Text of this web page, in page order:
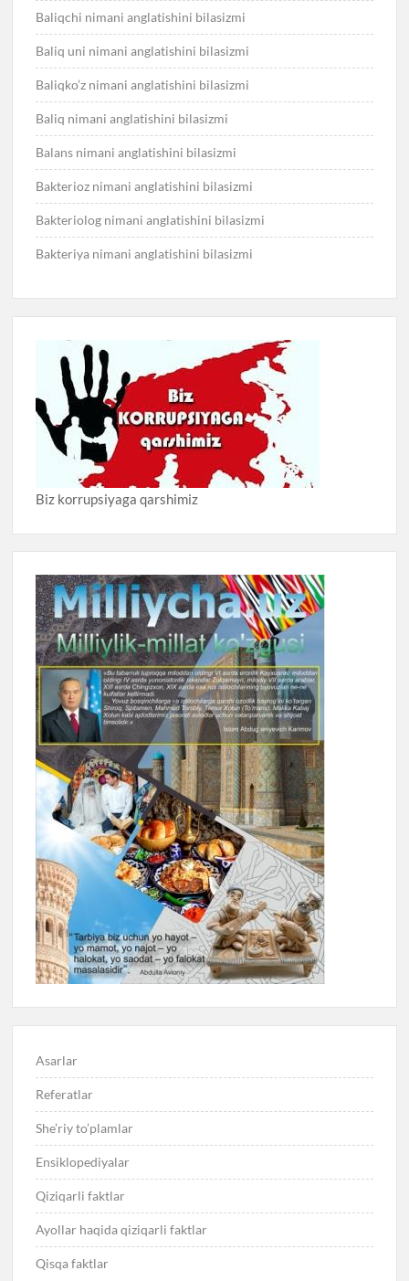
Baliqchi nimani anglatishini bilasizmi
Baliq uni nimani anglatishini bilasizmi
Baliqko’z nimani anglatishini bilasizmi
Baliq nimani anglatishini bilasizmi
Balans nimani anglatishini bilasizmi
Bakterioz nimani anglatishini bilasizmi
Bakteriolog nimani anglatishini bilasizmi
Bakteriya nimani anglatishini bilasizmi
Biz korrupsiyaga qarshimiz
Asarlar
Referatlar
She’riy to’plamlar
Ensiklopediyalar
Qiziqarli faktlar
Ayollar haqida qiziqarli faktlar
Qisqa faktlar